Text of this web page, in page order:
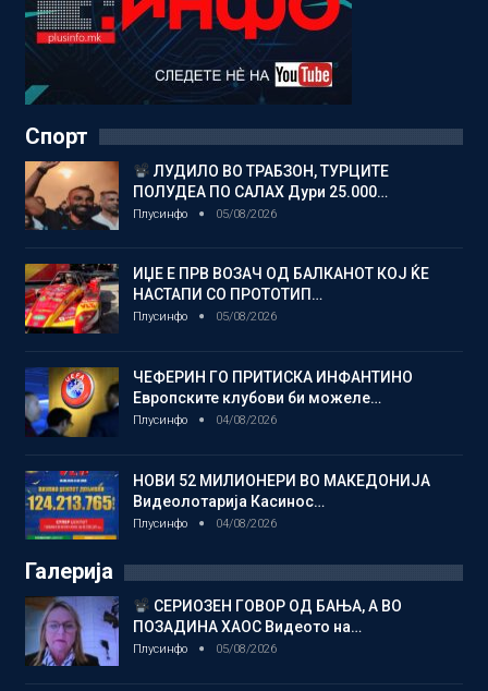
Спорт
ЛУДИЛО ВО ТРАБЗОН, ТУРЦИТЕ
ПОЛУДЕА ПО САЛАХ Дури 25.000…
Плусинфо 05/08/2026
ИЏЕ Е ПРВ ВОЗАЧ ОД БАЛКАНОТ КОЈ ЌЕ
НАСТАПИ СО ПРОТОТИП…
Плусинфо 05/08/2026
ЧЕФЕРИН ГО ПРИТИСКА ИНФАНТИНО
Европските клубови би можеле…
Плусинфо 04/08/2026
НОВИ 52 МИЛИОНЕРИ ВО МАКЕДОНИЈА
Видеолотарија Касинос…
Плусинфо 04/08/2026
Галерија
СЕРИОЗЕН ГОВОР ОД БАЊА, А ВО
ПОЗАДИНА ХАОС Видеото на…
Плусинфо 05/08/2026